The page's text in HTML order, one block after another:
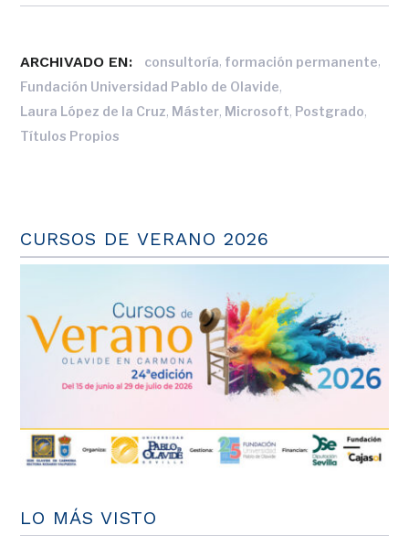
ARCHIVADO EN: consultoría, formación permanente,
Fundación Universidad Pablo de Olavide,
Laura López de la Cruz, Máster, Microsoft, Postgrado,
Títulos Propios
CURSOS DE VERANO 2026
LO MÁS VISTO